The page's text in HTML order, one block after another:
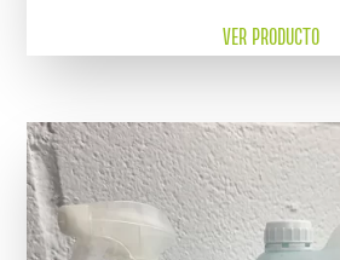
VER PRODUCTO